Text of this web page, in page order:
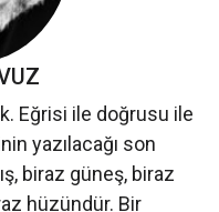
Eğrisi ile doğrusu ile
yazılacağı son
biraz güneş, biraz
hüzündür. Bir